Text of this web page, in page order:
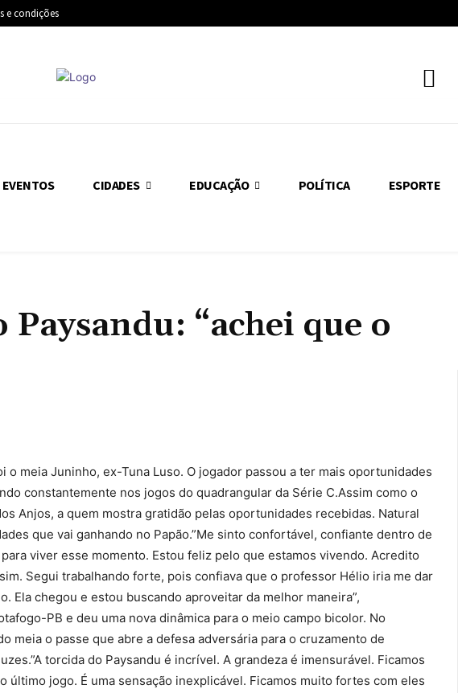
e condições
EVENTOS CIDADES EDUCAÇÃO POLÍTICA ESPORTE
“achei que o
o meia Juninho, ex-Tuna Luso. O jogador passou a ter mais oportunidades
constantemente nos jogos do quadrangular da Série C.Assim como o
Anjos, a quem mostra gratidão pelas oportunidades recebidas. Natural
que vai ganhando no Papão.”Me sinto confortável, confiante dentro de
viver esse momento. Estou feliz pelo que estamos vivendo. Acredito
Segui trabalhando forte, pois confiava que o professor Hélio iria me dar
Ela chegou e estou buscando aproveitar da melhor maneira”,
PB e deu uma nova dinâmica para o meio campo bicolor. No
meia o passe que abre a defesa adversária para o cruzamento de
torcida do Paysandu é incrível. A grandeza é imensurável. Ficamos
jogo. É uma sensação inexplicável. Ficamos muito fortes com eles